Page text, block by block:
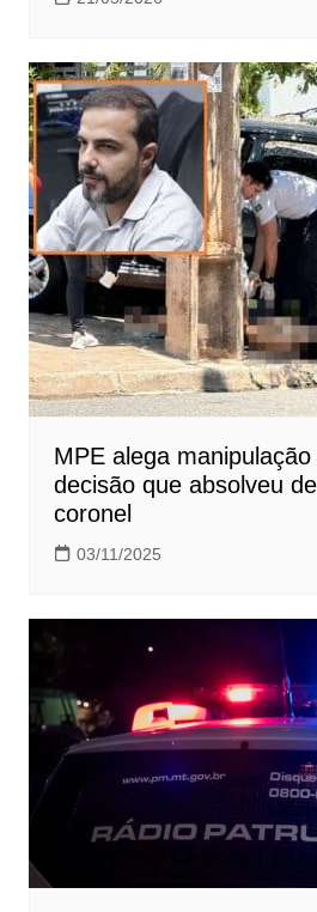
MPE alega
decisão que absolveu
coronel
03/11/2025